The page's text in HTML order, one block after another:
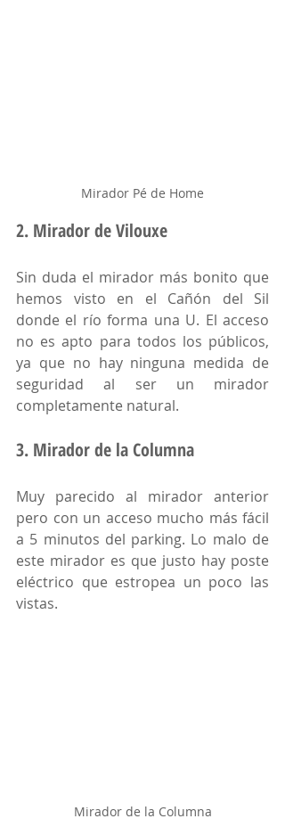
Mirador Pé de Home
2. Mirador de Vilouxe
Sin duda el mirador más bonito que
hemos visto en el Cañón del Sil
donde el río forma una U. El acceso
no es apto para todos los públicos,
ya que no hay ninguna medida de
seguridad al ser un mirador
completamente natural.
3. Mirador de la Columna
Muy parecido al mirador anterior
pero con un acceso mucho más fácil
a 5 minutos del parking. Lo malo de
este mirador es que justo hay poste
eléctrico que estropea un poco las
vistas.
Mirador de la Columna